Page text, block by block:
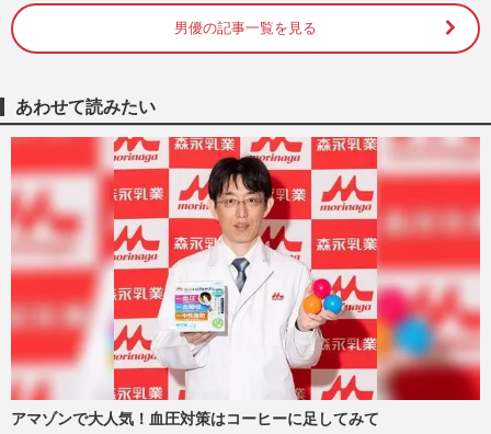
劇場版『名探偵コナン』歴代最高の滑り出
しもマリオの影、「毛利蘭」21歳のタレン
週刊女性PRIME
推したい“国宝級” 若手歌舞伎俳優は…注
目株に中村玉太郎、上村吉太朗らの名前
週刊女性2026年4月7日・14日号 2026/3/31
名探偵コナン、映画『ハイウェイの堕天
使』公開＆Netflixで過去作配信…“横浜づ
くし”のPRで街を席巻！コ…
週刊女性PRIME 2026/3/27
吉沢亮『国宝』が映画芸術ワースト1位で
男優の記事一覧を見る
あわせて読みたい
アマゾンで大人気！血圧対策はコーヒーに足してみて